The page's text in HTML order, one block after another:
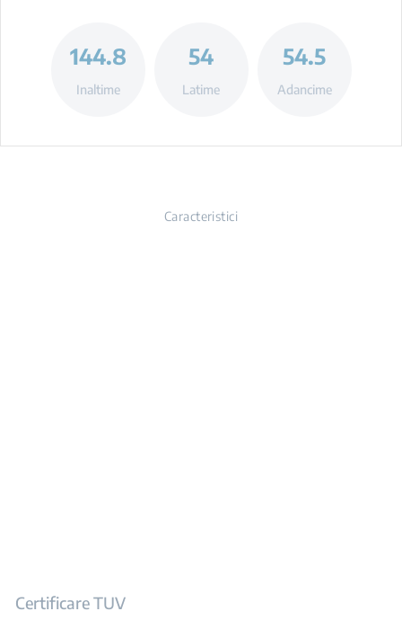
144.8
Inaltime
54
Latime
54.5
Adancime
Caracteristici
Certificare TUV